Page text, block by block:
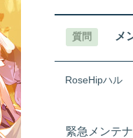
質問 メ
RoseHipハル
緊急メンテ